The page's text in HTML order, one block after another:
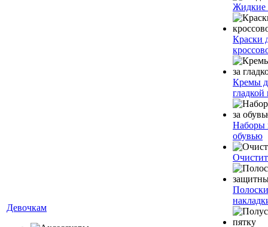
Девочкам
Жидкие
Краски
Кремы
гладкой
Наборы
обувью